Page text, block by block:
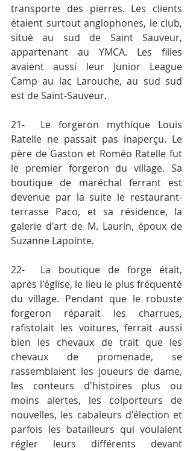
transporte des pierres. Les clients
étaient surtout anglophones, le club,
situé au sud de Saint­ Sauveur,
appartenant au YMCA. Les filles
avaient aussi leur Junior League
Camp au lac Larouche, au sud sud
est de Saint-Sauveur.
21-	Le forgeron mythique Louis
Ratelle ne passait pas inaperçu. Le
père de Gaston et Roméo Ratelle fut
le premier forgeron du village. Sa
boutique de maréchal­ ferrant est
devenue par la suite le restaurant-
terrasse Paco, et sa résidence, la
galerie d'art de M. Laurin, époux de
Suzanne Lapointe.
22-	La boutique de forge était,
après l'église, le lieu le plus fréquenté
du village. Pendant que le robuste
forgeron réparait les charrues,
rafistolait les voitures, ferrait aussi
bien les chevaux de trait que les
chevaux de promenade, se
rassemblaient les joueurs de dame,
les conteurs d'histoires plus ou
moins alertes, les colporteurs de
nouvelles, les cabaleurs d'élection et
parfois les batailleurs qui voulaient
régler leurs différents devant